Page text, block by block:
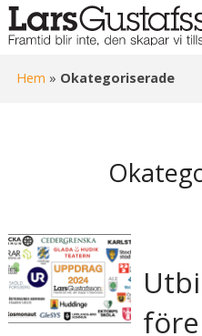
Hem » Okategoriserade